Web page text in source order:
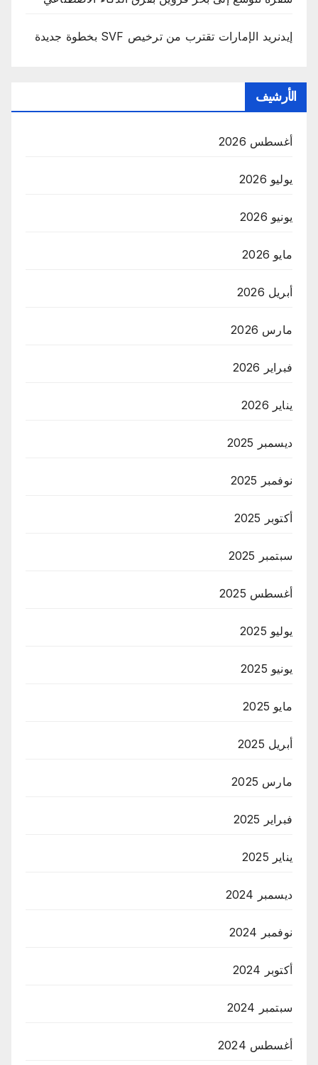
إيدنريد الإمارات تقترب من ترخيص SVF بخطوة جديدة
الأرشيف
أغسطس 2026
يوليو 2026
يونيو 2026
مايو 2026
أبريل 2026
مارس 2026
فبراير 2026
يناير 2026
ديسمبر 2025
نوفمبر 2025
أكتوبر 2025
سبتمبر 2025
أغسطس 2025
يوليو 2025
يونيو 2025
مايو 2025
أبريل 2025
مارس 2025
فبراير 2025
يناير 2025
ديسمبر 2024
نوفمبر 2024
أكتوبر 2024
سبتمبر 2024
أغسطس 2024